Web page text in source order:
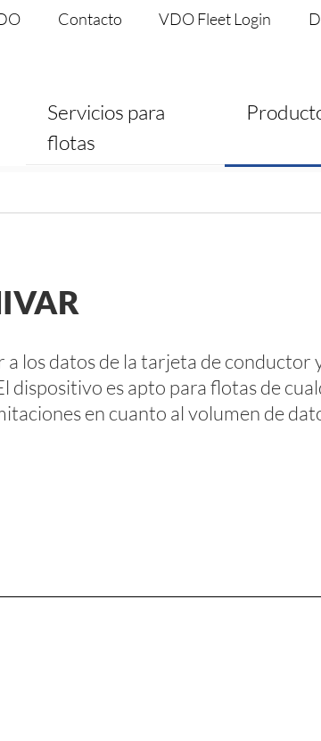
Contacto VDO Fleet Login
Servicios para
flotas
los datos de la tarjeta de conductor
dispositivo es apto para flotas de
en cuanto al volumen de